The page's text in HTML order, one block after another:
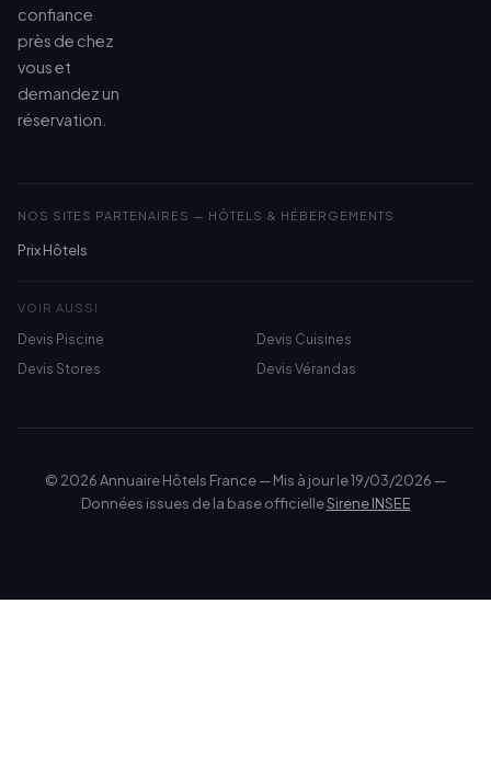
confiance
près de chez
vous et
demandez un
réservation.
NOS SITES PARTENAIRES — HÔTELS & HÉBERGEMENTS
Prix Hôtels
VOIR AUSSI
Devis Piscine
Devis Cuisines
Devis Stores
Devis Vérandas
© 2026 Annuaire Hôtels France — Mis à jour le 19/03/2026 —
Données issues de la base officielleSirene INSEE